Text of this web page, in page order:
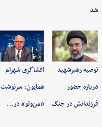
شد
توصیه رهبرشهید
درباره حضور
فرزندانش در جنگ
افشاگری شهرام
همایون: سرنوشت
«من‌وتو» در…